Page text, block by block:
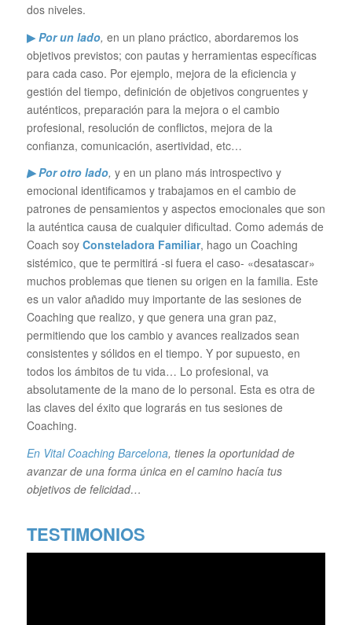
dos niveles.
▶Por un lado, en un plano práctico, abordaremos los
objetivos previstos; con pautas y herramientas específicas
para cada caso. Por ejemplo, mejora de la eficiencia y
gestión del tiempo, definición de objetivos congruentes y
auténticos, preparación para la mejora o el cambio
profesional, resolución de conflictos, mejora de la
confianza, comunicación, asertividad, etc…
▶ Por otro lado, y en un plano más introspectivo y
emocional identificamos y trabajamos en el cambio de
patrones de pensamientos y aspectos emocionales que son
la auténtica causa de cualquier dificultad. Como además de
Coach soy Consteladora Familiar, hago un Coaching
sistémico, que te permitirá -si fuera el caso- «desatascar»
muchos problemas que tienen su origen en la familia. Este
es un valor añadido muy importante de las sesiones de
Coaching que realizo, y que genera una gran paz,
permitiendo que los cambio y avances realizados sean
consistentes y sólidos en el tiempo. Y por supuesto, en
todos los ámbitos de tu vida… Lo profesional, va
absolutamente de la mano de lo personal. Esta es otra de
las claves del éxito que lograrás en tus sesiones de
Coaching.
En Vital Coaching Barcelona, tienes la oportunidad de
avanzar de una forma única en el camino hacía tus
objetivos de felicidad…
TESTIMONIOS